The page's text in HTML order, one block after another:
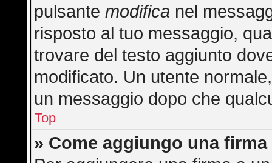
pulsantemodifica nel
risposto al tuo messaggio,
trovare del testo aggiunto
modificato. Un utente
un messaggio dopo che
Top
» Come aggiungo una